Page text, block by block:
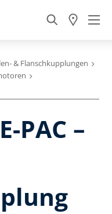
& Flanschkupplungen
PAC –